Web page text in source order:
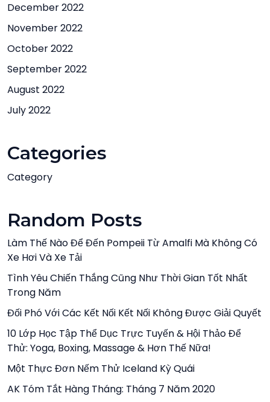
December 2022
November 2022
October 2022
September 2022
August 2022
July 2022
Categories
Category
Random Posts
Làm Thế Nào Để Đến Pompeii Từ Amalfi Mà Không Có
Xe Hơi Và Xe Tải
Tình Yêu Chiến Thắng Cũng Như Thời Gian Tốt Nhất
Trong Năm
Đối Phó Với Các Kết Nối Kết Nối Không Được Giải Quyết
10 Lớp Học Tập Thể Dục Trực Tuyến & Hội Thảo Để
Thử: Yoga, Boxing, Massage & Hơn Thế Nữa!
Một Thực Đơn Nếm Thử Iceland Kỳ Quái
AK Tóm Tắt Hàng Tháng: Tháng 7 Năm 2020